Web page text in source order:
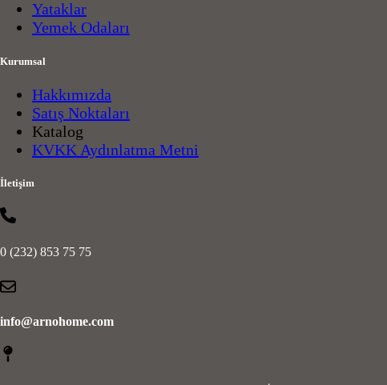
Yataklar
Yemek Odaları
Kurumsal
Hakkımızda
Satış Noktaları
Katalog
KVKK Aydınlatma Metni
İletişim
0 (232) 853 75 75
info@arnohome.com